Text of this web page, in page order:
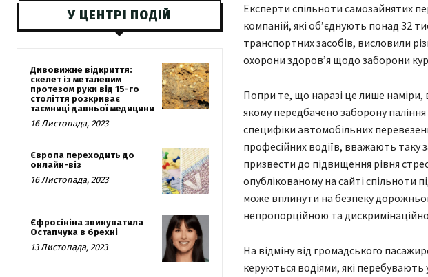
У ЦЕНТРІ ПОДІЙ
Дивовижне відкриття:
скелет із металевим
протезом руки від 15-го
століття розкриває
таємниці давньої медицини
16 Листопада, 2023
Європа переходить до
онлайн-віз
16 Листопада, 2023
Єфросініна звинуватила
Остапчука в брехні
13 Листопада, 2023
Експерти спільноти самозайнятих
компаній, які об’єднують понад 32
транспортних засобів, висловили
охорони здоров’я щодо заборони
Попри те, що наразі це лише наміри,
якому передбачено заборону
специфіки автомобільних
професійних водіїв, вважають
призвести до підвищення рівня
опублікованому на сайті спільноти
може вплинути на безпеку
непропорційною та
На відміну від громадського
керуються водіями, які перебувають